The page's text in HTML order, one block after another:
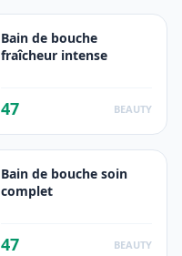
Bain de bouche
fraîcheur intense
47 BEAUTY
Bain de bouche soin
complet
47 BEAUTY